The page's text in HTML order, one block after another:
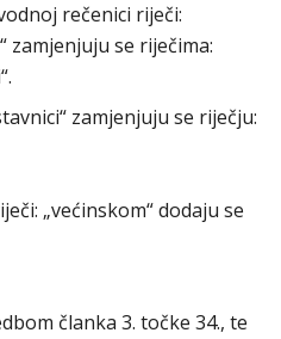
rečenici riječi:
zamjenjuju se riječima:
zamjenjuju se riječju:
„većinskom“ dodaju se
članka 3. točke 34., te